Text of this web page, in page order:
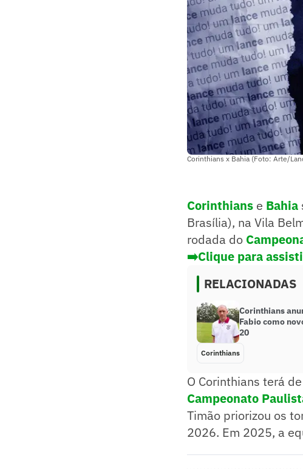
Corinthians x Bahia (Foto: Arte/
Corinthians e Bahia
Brasília), na Vila
rodada do
➡️Clique para
RELACIONADAS
Corinthians
Fabio como
20
Corinthians
O Corinthians terá
Campeonato
Timão priorizou os
2026. Em 2025, a